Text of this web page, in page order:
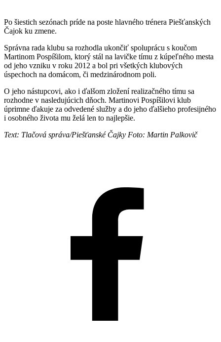
Po šiestich sezónach príde na poste hlavného trénera Piešťanských
Čajok ku zmene.
Správna rada klubu sa rozhodla ukončiť spoluprácu s koučom
Martinom Pospíšilom, ktorý stál na lavičke tímu z kúpeľného mesta
od jeho vzniku v roku 2012 a bol pri všetkých klubových
úspechoch na domácom, či medzinárodnom poli.
O jeho nástupcovi, ako i ďalšom zložení realizačného tímu sa
rozhodne v nasledujúcich dňoch. Martinovi Pospíšilovi klub
úprimne ďakuje za odvedené služby a do jeho ďalšieho profesijného
i osobného života mu želá len to najlepšie.
Text: Tlačová správa/Piešťanské Čajky Foto: Martin Palkovič